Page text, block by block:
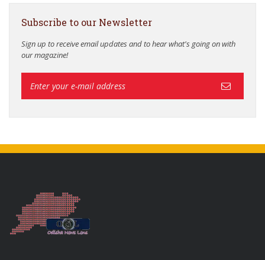
Subscribe to our Newsletter
Sign up to receive email updates and to hear what's going on with
our magazine!